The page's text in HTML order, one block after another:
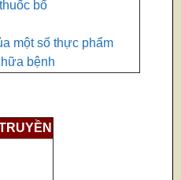
bổ
một số thực phẩm
bệnh